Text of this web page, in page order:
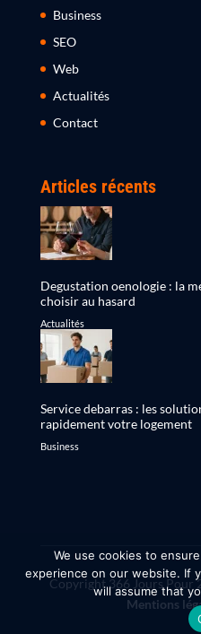
Business
SEO
Web
Actualités
Contact
Articles récents
Degustation oenologie : la
choisir au hasard
Actualités
Service debarras : les
rapidement votre logement
Business
Copyright 366 Jours Pour
Mentions
We use cookies to
experience on our website. If
will assume that